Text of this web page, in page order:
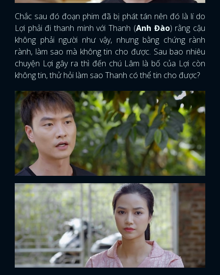
Chắc sau đó đoạn phim đã bị phát tán nên đó là lí do
Lợi phải đi thanh minh với Thanh (Anh Đào) rằng cậu
không phải người như vậy, nhưng bằng chứng rành
rành, làm sao mà không tin cho được. Sau bao nhiêu
chuyện Lợi gây ra thì đến chú Lâm là bố của Lợi còn
không tin, thử hỏi làm sao Thanh có thể tin cho được?